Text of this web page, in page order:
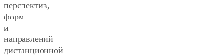
перспектив,
форм
и
направлений
дистанционной